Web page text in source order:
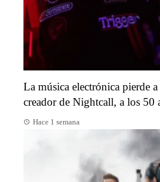
La música electrónica pierde
creador de Nightcall, a los 50
Hace 1 semana